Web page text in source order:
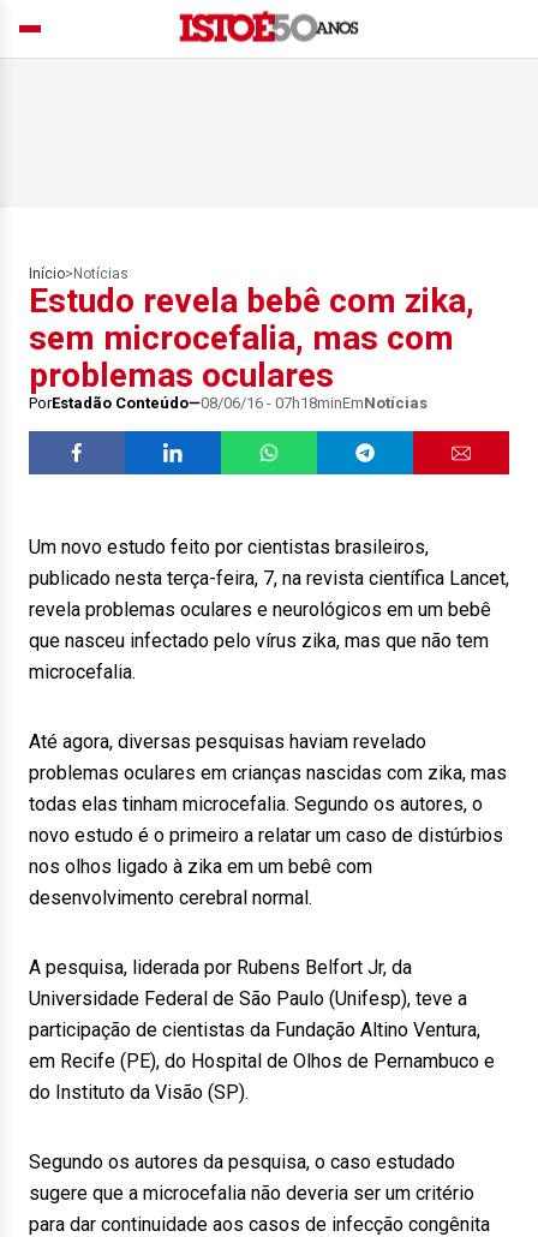
Início> Notícias
Estudo revela bebê com zika,
sem microcefalia, mas com
problemas oculares
PorEstadão Conteúdo 08/06/16 - 07h18minEmNotícias
Um novo estudo feito por cientistas brasileiros,
publicado nesta terça-feira, 7, na revista científica Lancet,
revela problemas oculares e neurológicos em um bebê
que nasceu infectado pelo vírus zika, mas que não tem
microcefalia.
Até agora, diversas pesquisas haviam revelado
problemas oculares em crianças nascidas com zika, mas
todas elas tinham microcefalia. Segundo os autores, o
novo estudo é o primeiro a relatar um caso de distúrbios
nos olhos ligado à zika em um bebê com
desenvolvimento cerebral normal.
A pesquisa, liderada por Rubens Belfort Jr, da
Universidade Federal de São Paulo (Unifesp), teve a
participação de cientistas da Fundação Altino Ventura,
em Recife (PE), do Hospital de Olhos de Pernambuco e
do Instituto da Visão (SP).
Segundo os autores da pesquisa, o caso estudado
sugere que a microcefalia não deveria ser um critério
para dar continuidade aos casos de infecção congênita